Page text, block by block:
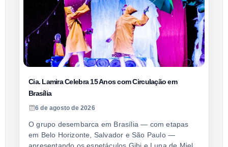
Cia. Lamira Celebra 15 Anos com Circulação em
Brasília
6 de agosto de 2026
O grupo desembarca em Brasília — com etapas
em Belo Horizonte, Salvador e São Paulo —
apresentando os espetáculos Gibi e Luna de Miel